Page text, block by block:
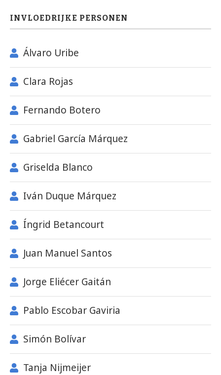
INVLOEDRIJKE PERSONEN
Álvaro Uribe
Clara Rojas
Fernando Botero
Gabriel García Márquez
Griselda Blanco
Iván Duque Márquez
Íngrid Betancourt
Juan Manuel Santos
Jorge Eliécer Gaitán
Pablo Escobar Gaviria
Simón Bolívar
Tanja Nijmeijer